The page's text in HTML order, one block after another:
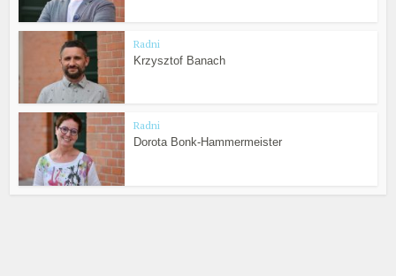
Radni
Krzysztof Banach
Radni
Dorota Bonk-Hammermeister